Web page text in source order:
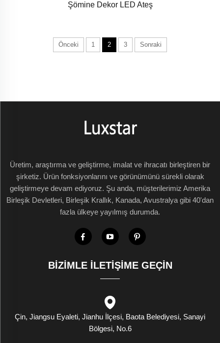
Şömine Dekor LED Ateş
Önceki 1 2 3 Sonraki
Üretim, araştırma ve geliştirme, imalat ve ihracatı birleştiren bir
şirketiz. Ürün fonksiyonlarını ve görünümünü sürekli olarak
geliştirmeye devam ediyoruz. Şu anda, müşterilerimiz Amerika
Birleşik Devletleri, Birleşik Krallık, Kanada, Avustralya gibi 40'dan
fazla ülkeye yayılmış durumda.
BIZIMLE İLETIŞIME GEÇIN
Çin, Jiangsu Eyaleti, Jianhu İlçesi, Baota Belediyesi, Sanayi
Bölgesi, No.6